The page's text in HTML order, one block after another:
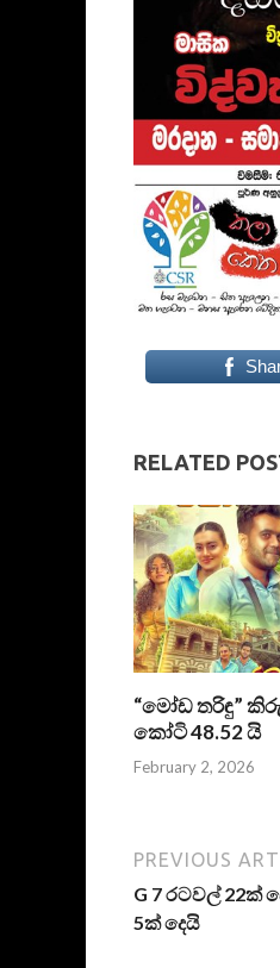
RELATED
“මෝඩ තරිඳු”
කෝටි 48.52 යි
February 2, 2026
PREVIOUS
G 7 රටවල් 22ක්
5ක් දෙයි